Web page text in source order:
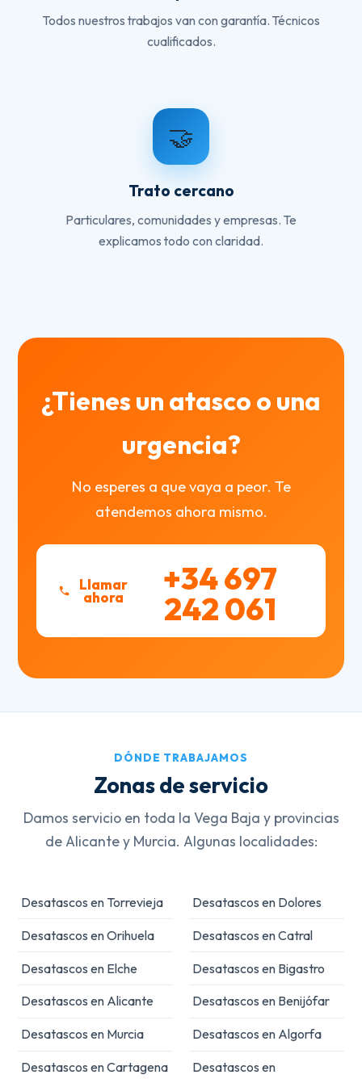
Todos nuestros trabajos van con garantía. Técnicos
cualificados.
🤝
Trato cercano
Particulares, comunidades y empresas. Te
explicamos todo con claridad.
¿Tienes un atasco o una
urgencia?
No esperes a que vaya a peor. Te
atendemos ahora mismo.
Llamar
ahora +34 697
242 061
DÓNDE TRABAJAMOS
Zonas de servicio
Damos servicio en toda la Vega Baja y provincias
de Alicante y Murcia. Algunas localidades:
Desatascos en Torrevieja
Desatascos en Orihuela
Desatascos en Elche
Desatascos en Alicante
Desatascos en Murcia
Desatascos en Cartagena
Desatascos en Dolores
Desatascos en Catral
Desatascos en Bigastro
Desatascos en Benijófar
Desatascos en Algorfa
Desatascos en